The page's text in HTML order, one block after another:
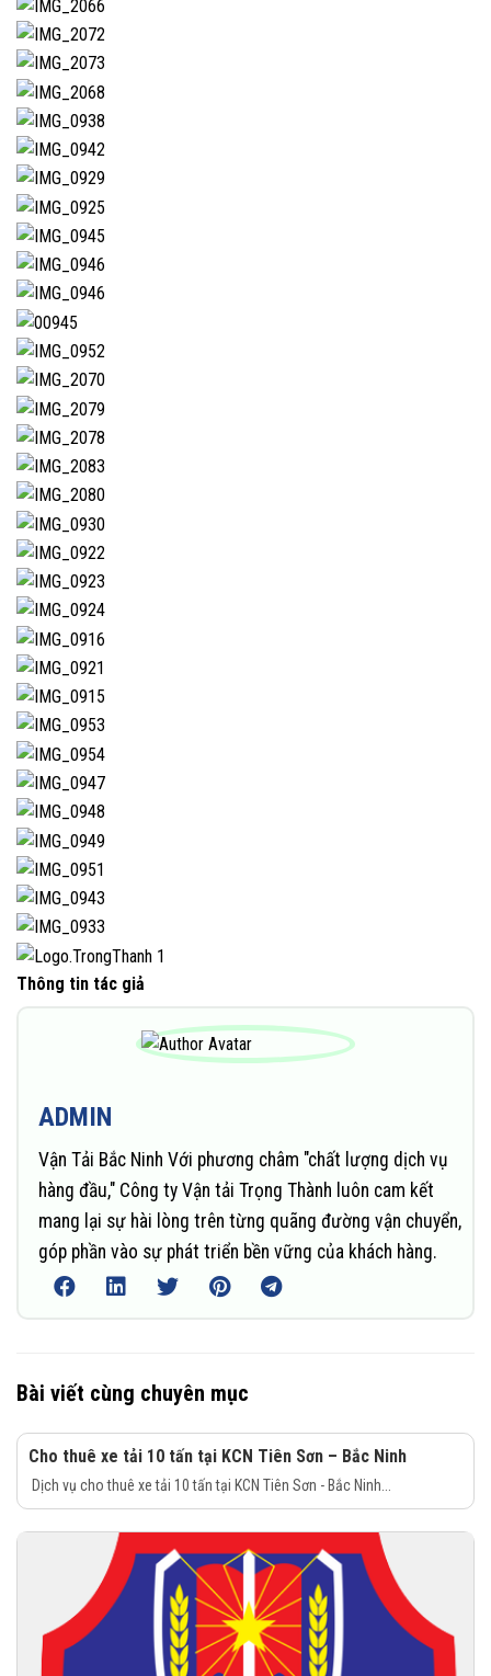
Thông tin tác giả
ADMIN
Vận Tải Bắc Ninh Với phương châm "chất lượng dịch vụ
hàng đầu," Công ty Vận tải Trọng Thành luôn cam kết
mang lại sự hài lòng trên từng quãng đường vận chuyển,
góp phần vào sự phát triển bền vững của khách hàng.
Bài viết cùng chuyên mục
Cho thuê xe tải 10 tấn tại KCN Tiên Sơn – Bắc Ninh
Dịch vụ cho thuê xe tải 10 tấn tại KCN Tiên Sơn - Bắc Ninh...